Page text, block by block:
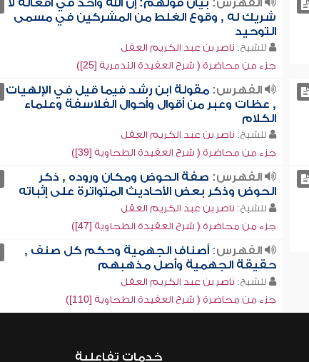
الفهرس: بيان قولهم: إن الله واحد في أفعاله لا
شريك له , وقوع الغلط من المشركين في مسمى
التوحيد
للشيخ: ناصر بن عبد الكريم العقل
جزء من محاضرة ( شرح العقيدة التدمرية [25])
الفهرس: مقولة ابن رشد فيما قيل في الإلهيات
, عظات وعبر من أقوال وأحوال الفلاسفة وعلماء
الكلام
للشيخ: ناصر بن عبد الكريم العقل
جزء من محاضرة ( شرح العقيدة الطحاوية [39])
الفهرس: صفة الحوض ومكان وروده , ذكر
الحوض وذكر بعض الأحاديث المتواترة على إثباته
للشيخ: ناصر بن عبد الكريم العقل
جزء من محاضرة ( شرح العقيدة الطحاوية [47])
الفهرس: أصناف الجهمية وحكم كل صنف ,
حقيقة الجهمية وأصل مذهبهم
للشيخ: ناصر بن عبد الكريم العقل
جزء من محاضرة ( شرح العقيدة الطحاوية [110])
خدمات تفاعلية